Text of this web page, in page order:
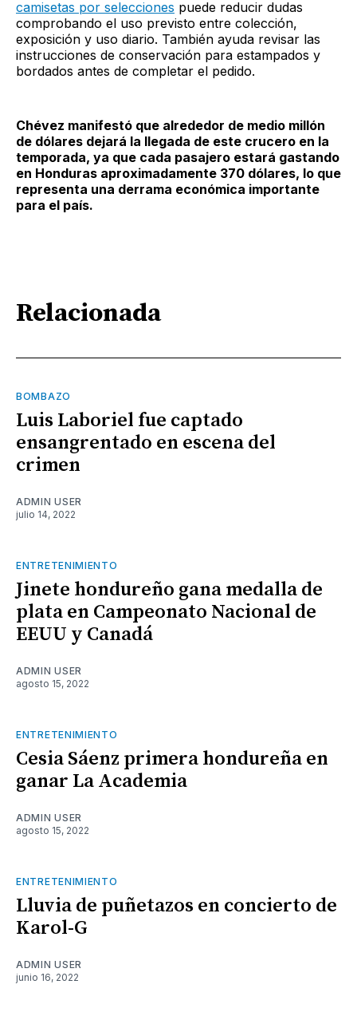
camisetas por selecciones puede reducir dudas
comprobando el uso previsto entre colección,
exposición y uso diario. También ayuda revisar las
instrucciones de conservación para estampados y
bordados antes de completar el pedido.
Chévez manifestó que alrededor de medio millón
de dólares dejará la llegada de este crucero en la
temporada, ya que cada pasajero estará gastando
en Honduras aproximadamente 370 dólares, lo que
representa una derrama económica importante
para el país.
Relacionada
BOMBAZO
Luis Laboriel fue captado
ensangrentado en escena del
crimen
ADMIN USER
julio 14, 2022
ENTRETENIMIENTO
Jinete hondureño gana medalla de
plata en Campeonato Nacional de
EEUU y Canadá
ADMIN USER
agosto 15, 2022
ENTRETENIMIENTO
Cesia Sáenz primera hondureña en
ganar La Academia
ADMIN USER
agosto 15, 2022
ENTRETENIMIENTO
Lluvia de puñetazos en concierto de
Karol-G
ADMIN USER
junio 16, 2022